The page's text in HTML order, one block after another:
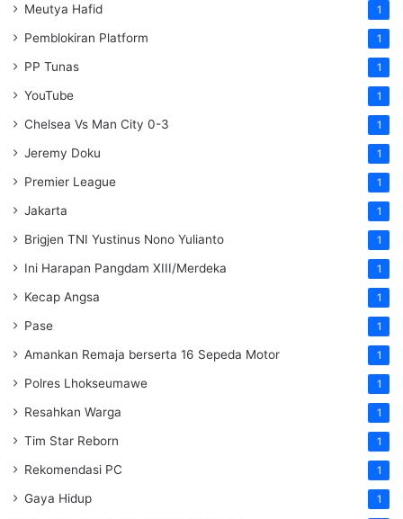
Meutya Hafid 1
Pemblokiran Platform 1
PP Tunas 1
YouTube 1
Chelsea Vs Man City 0-3 1
Jeremy Doku 1
Premier League 1
Jakarta 1
Brigjen TNI Yustinus Nono Yulianto 1
Ini Harapan Pangdam XIII/Merdeka 1
Kecap Angsa 1
Pase 1
Amankan Remaja berserta 16 Sepeda Motor 1
Polres Lhokseumawe 1
Resahkan Warga 1
Tim Star Reborn 1
Rekomendasi PC 1
Gaya Hidup 1